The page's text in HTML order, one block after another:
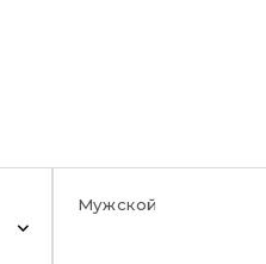
Мужской